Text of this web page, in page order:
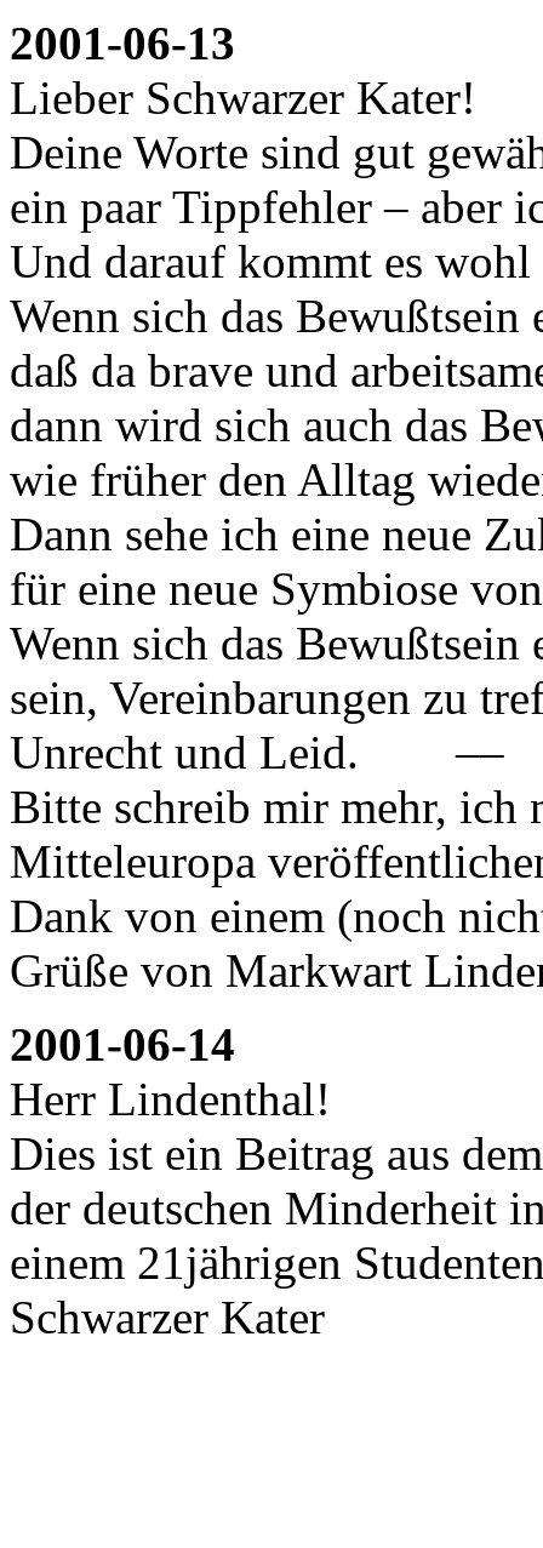
2001-06-13
Lieber Schwarzer Kater!
Deine Worte sind gut
ein paar Tippfehler – aber
Und darauf kommt es
Wenn sich das
daß da brave und
dann wird sich auch das
wie früher den Alltag
Dann sehe ich eine neue
für eine neue Symbiose
Wenn sich das
sein, Vereinbarungen zu
Unrecht und Leid. ––
Bitte schreib mir mehr, ich
Mitteleuropa
Dank von einem (noch
Grüße von Markwart
2001-06-14
Herr Lindenthal!
Dies ist ein Beitrag aus
der deutschen Minderheit
einem 21jährigen
Schwarzer Kater